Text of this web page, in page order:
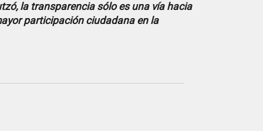
la transparencia sólo es una vía hacia
participación ciudadana en la